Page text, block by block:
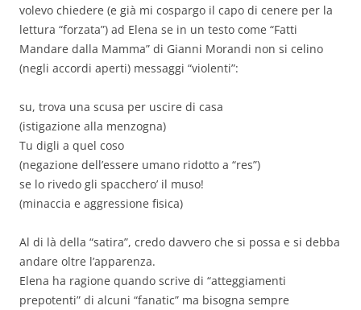
volevo chiedere (e già mi cospargo il capo di cenere per la
lettura “forzata”) ad Elena se in un testo come “Fatti
Mandare dalla Mamma” di Gianni Morandi non si celino
(negli accordi aperti) messaggi “violenti”:
su, trova una scusa per uscire di casa
(istigazione alla menzogna)
Tu digli a quel coso
(negazione dell’essere umano ridotto a “res”)
se lo rivedo gli spacchero’ il muso!
(minaccia e aggressione fisica)
Al di là della “satira”, credo davvero che si possa e si debba
andare oltre l’apparenza.
Elena ha ragione quando scrive di “atteggiamenti
prepotenti” di alcuni “fanatic” ma bisogna sempre